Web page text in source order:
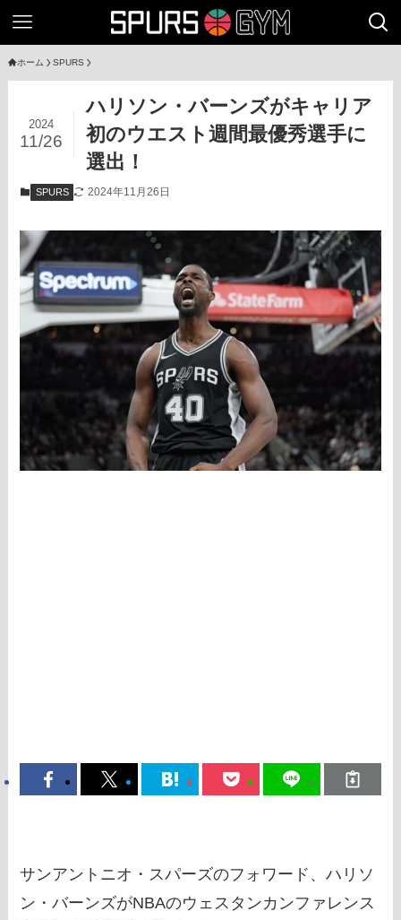
ホーム SPURS
ハリソン・バーンズがキャリア
初のウエスト週間最優秀選手に
選出！
2024
11/26
SPURS 2024年11月26日
サンアントニオ・スパーズのフォワード、ハリソ
ン・バーンズがNBAのウェスタンカンファレンス